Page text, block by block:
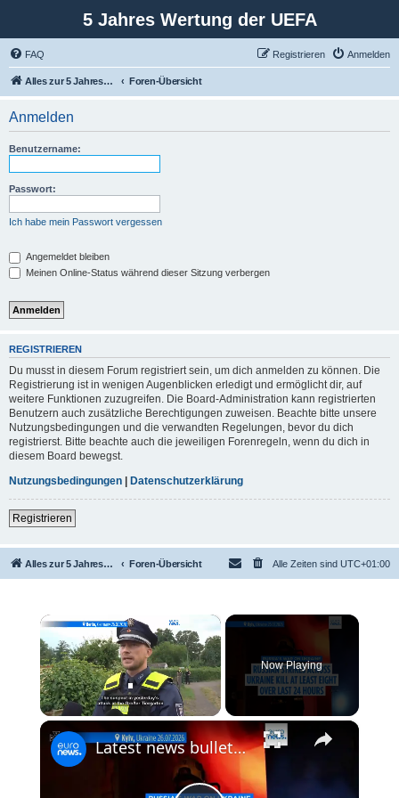
5 Jahres Wertung der UEFA
FAQ Anmelden
Registrieren
Alles zur 5 Jahreswertung / Tabelle der UEFA mit vielen Statistiken. Foren-Übersicht
Anmelden
Benutzername:
Passwort:
Ich habe mein Passwort vergessen
Angemeldet bleiben
Meinen Online-Status während dieser Sitzung verbergen
REGISTRIEREN
Du musst in diesem Forum registriert sein, um dich anmelden zu können. Die
Registrierung ist in wenigen Augenblicken erledigt und ermöglicht dir, auf
weitere Funktionen zuzugreifen. Die Board-Administration kann registrierten
Benutzern auch zusätzliche Berechtigungen zuweisen. Beachte bitte unsere
Nutzungsbedingungen und die verwandten Regelungen, bevor du dich
registrierst. Bitte beachte auch die jeweiligen Forenregeln, wenn du dich in
diesem Board bewegst.
Nutzungsbedingungen | Datenschutzerklärung
Registrieren
Alles zur 5 Jahreswertung / Tabelle der UEFA mit vielen Statistiken. Foren-Übersicht Alle Zeiten sind UTC+01:00
×
Now Playing
×
Latest news bulletin | July 27th, 2026 – Morning